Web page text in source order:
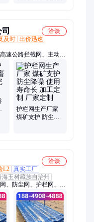
洽谈
及时 出价迅速
速公路拦截网、主动拦
岩包裹缠绕网
护栏网生产厂家
煤矿支护 防尘降
洽谈
L2 真实工厂
海玉树藏族自治州
、防尘网、护栏网、球
刺绳、车间隔离护栏、
栏、钢板网护栏、草坪
程围挡